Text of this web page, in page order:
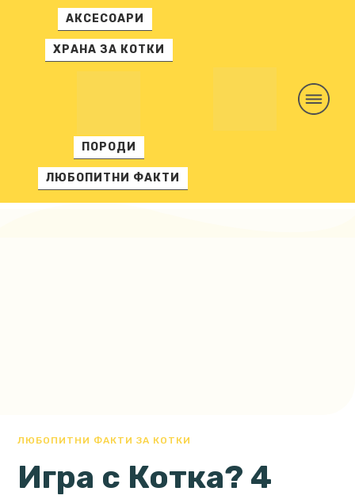
АКСЕСОАРИ
ХРАНА ЗА КОТКИ
ПОРОДИ
ЛЮБОПИТНИ ФАКТИ
ЛЮБОПИТНИ ФАКТИ ЗА КОТКИ
Игра с Котка? 4